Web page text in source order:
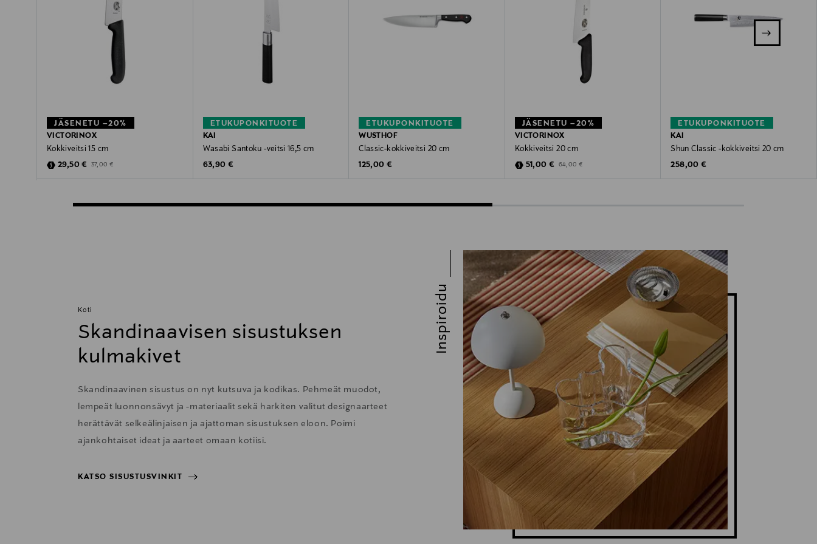
JÄSENETU –20%
VICTORINOX
Kokkiveitsi 15 cm
Discounted Price
29,50 € Original Price
37,00 €
ETUKUPONKITUOTE
KAI
Wasabi Santoku -veitsi 16,5 cm
Original Price
63,90 €
ETUKUPONKITUOTE
WUSTHOF
Classic-kokkiveitsi 20 cm
Original Price
125,00 €
JÄSENETU –20%
VICTORINOX
Kokkiveitsi 20 cm
Discounted Price
51,00 € Original Price
64,00 €
ETUKUPONKITUOTE
KAI
Shun Classic -kokkiveitsi 20 cm
Original Price
258,00 €
Koti
Skandinaavisen sisustuksen
kulmakivet
Skandinaavinen sisustus on nyt kutsuva ja kodikas. Pehmeät muodot,
lempeät luonnonsävyt ja -materiaalit sekä harkiten valitut designaarteet
herättävät selkeälinjaisen ja ajattoman sisustuksen eloon. Poimi
ajankohtaiset ideat ja aarteet omaan kotiisi.
KATSO SISUSTUSVINKIT
Inspiroidu